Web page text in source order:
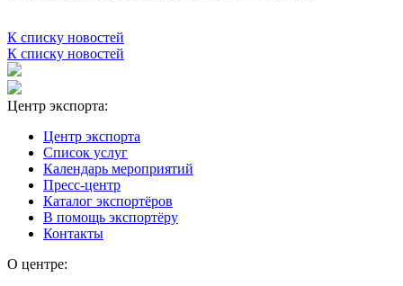
К списку новостей
К списку новостей
Центр экспорта:
Центр экспорта
Список услуг
Календарь мероприятий
Пресс-центр
Каталог экспортёров
В помощь экспортёру
Контакты
О центре: